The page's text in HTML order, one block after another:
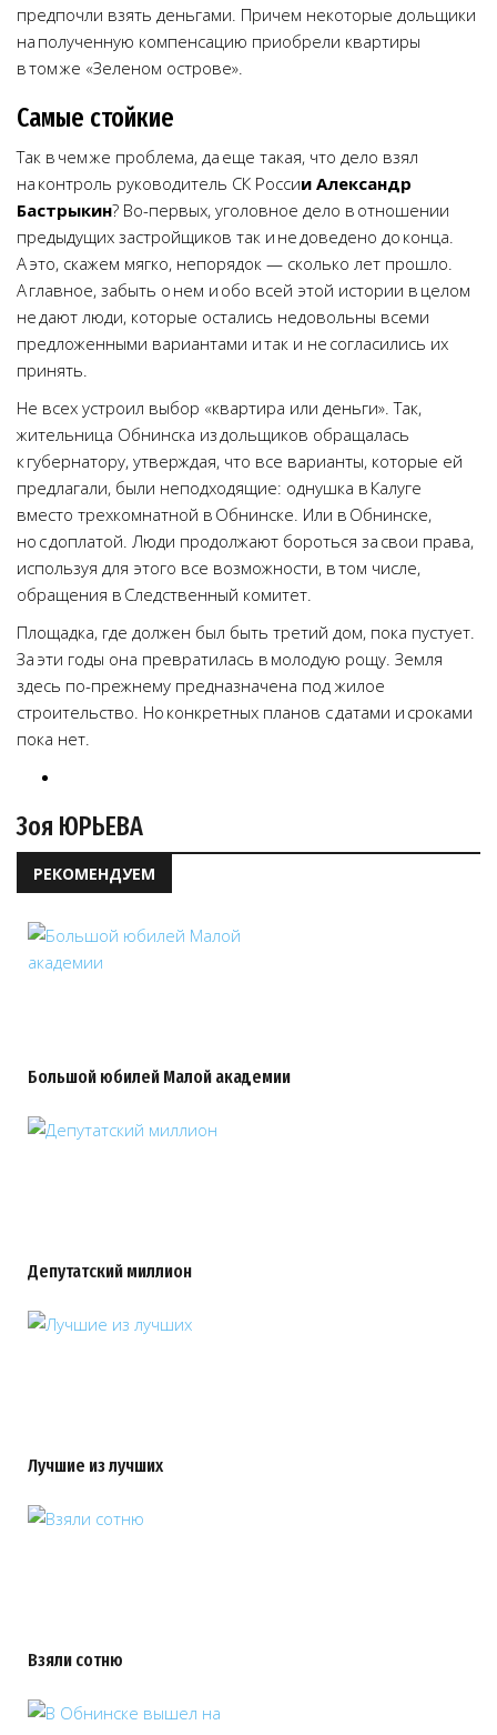
предпочли взять деньгами. Причем некоторые дольщики
на полученную компенсацию приобрели квартиры
в том же «Зеленом острове».
Самые стойкие
Так в чем же проблема, да еще такая, что дело взял
на контроль руководитель СК России Александр
Бастрыкин? Во-первых, уголовное дело в отношении
предыдущих застройщиков так и не доведено до конца.
А это, скажем мягко, непорядок — сколько лет прошло.
А главное, забыть о нем и обо всей этой истории в целом
не дают люди, которые остались недовольны всеми
предложенными вариантами и так и не согласились их
принять.
Не всех устроил выбор «квартира или деньги». Так,
жительница Обнинска из дольщиков обращалась
к губернатору, утверждая, что все варианты, которые ей
предлагали, были неподходящие: однушка в Калуге
вместо трехкомнатной в Обнинске. Или в Обнинске,
но с доплатой. Люди продолжают бороться за свои права,
используя для этого все возможности, в том числе,
обращения в Следственный комитет.
Площадка, где должен был быть третий дом, пока пустует.
За эти годы она превратилась в молодую рощу. Земля
здесь по-прежнему предназначена под жилое
строительство. Но конкретных планов с датами и сроками
пока нет.
Зоя ЮРЬЕВА
РЕКОМЕНДУЕМ
Большой юбилей Малой академии
Депутатский миллион
Лучшие из лучших
Взяли сотню